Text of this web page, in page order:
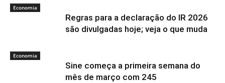
Economia
Regras para a declaração do IR 2026
são divulgadas hoje; veja o que muda
Economia
Sine começa a primeira semana do
mês de março com 245